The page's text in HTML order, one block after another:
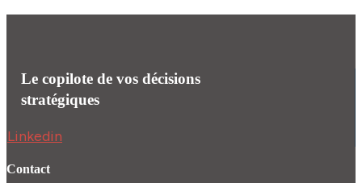
Le copilote de vos décisions
stratégiques
Linkedin
Contact